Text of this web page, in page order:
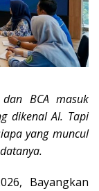
BCA masuk
dikenal AI. Tapi
yang muncul
Bayangkan